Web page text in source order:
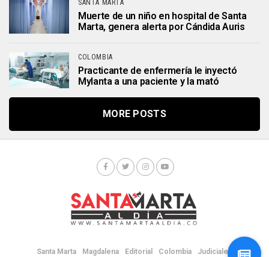
SANTA MARTA
Muerte de un niño en hospital de Santa
Marta, genera alerta por Cándida Auris
COLOMBIA
Practicante de enfermería le inyectó
Mylanta a una paciente y la mató
MORE POSTS
Santa Marta Magdalena Editorial Colombia
Judiciales